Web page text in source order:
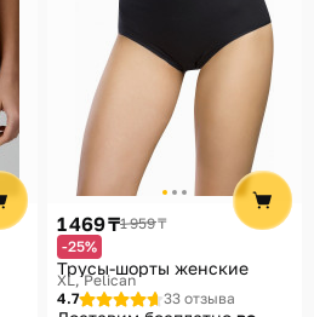
1 469 ₸1 959 ₸
-25%
Трусы-шорты женские
XL Pelican
4.7
33 отзыва